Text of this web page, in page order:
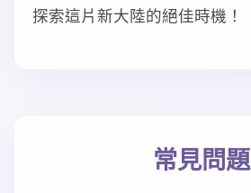
探索這片新大陸的絕佳時機！
常見問題